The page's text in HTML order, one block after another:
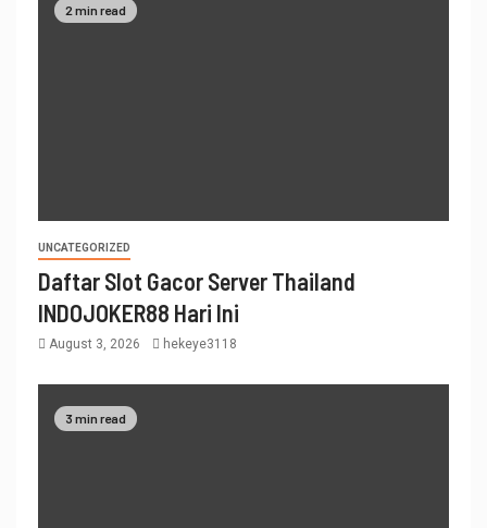
2 min read
UNCATEGORIZED
Daftar Slot Gacor Server Thailand
INDOJOKER88 Hari Ini
August 3, 2026 hekeye3118
3 min read